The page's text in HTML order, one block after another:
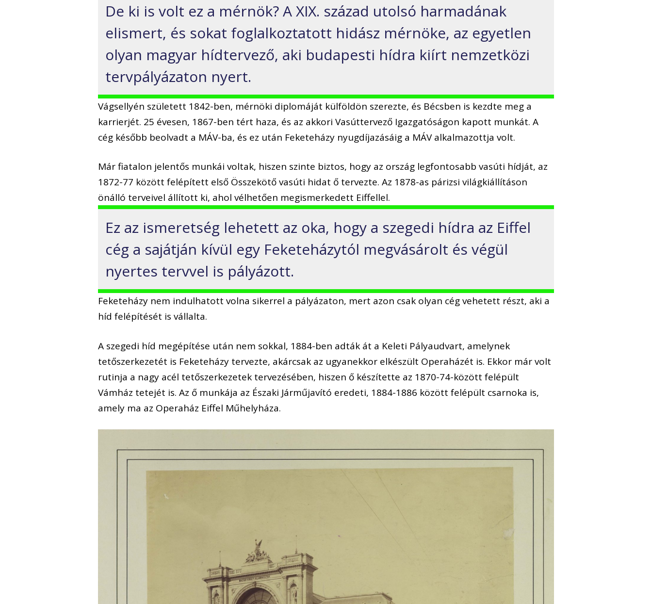
De ki is volt ez a mérnök? A XIX. század utolsó harmadának
elismert, és sokat foglalkoztatott hidász mérnöke, az egyetlen
olyan magyar hídtervező, aki budapesti hídra kiírt nemzetközi
tervpályázaton nyert.
Vágsellyén született 1842-ben, mérnöki diplomáját külföldön szerezte, és Bécsben is kezdte meg a
karrierjét. 25 évesen, 1867-ben tért haza, és az akkori Vasúttervező Igazgatóságon kapott munkát. A
cég később beolvadt a MÁV-ba, és ez után Feketeházy nyugdíjazásáig a MÁV alkalmazottja volt.
Már fiatalon jelentős munkái voltak, hiszen szinte biztos, hogy az ország legfontosabb vasúti hídját, az
1872-77 között felépített első Összekötő vasúti hidat ő tervezte. Az 1878-as párizsi világkiállításon
önálló terveivel állított ki, ahol vélhetően megismerkedett Eiffellel.
Ez az ismeretség lehetett az oka, hogy a szegedi hídra az Eiffel
cég a sajátján kívül egy Feketeházytól megvásárolt és végül
nyertes tervvel is pályázott.
Feketeházy nem indulhatott volna sikerrel a pályázaton, mert azon csak olyan cég vehetett részt, aki a
híd felépítését is vállalta.
A szegedi híd megépítése után nem sokkal, 1884-ben adták át a Keleti Pályaudvart, amelynek
tetőszerkezetét is Feketeházy tervezte, akárcsak az ugyanekkor elkészült Operaházét is. Ekkor már volt
rutinja a nagy acél tetőszerkezetek tervezésében, hiszen ő készítette az 1870-74-között felépült
Vámház tetejét is. Az ő munkája az Északi Járműjavító eredeti, 1884-1886 között felépült csarnoka is,
amely ma az Operaház Eiffel Műhelyháza.